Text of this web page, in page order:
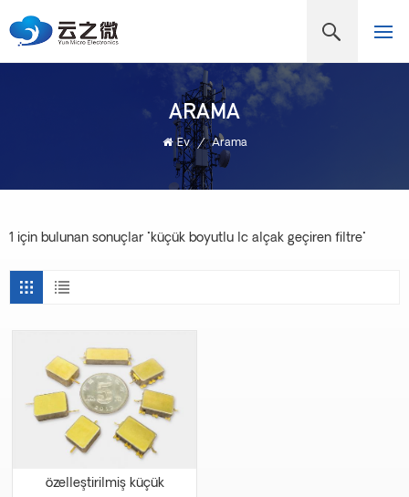
ARAMA
Ev / Arama
1 için bulunan sonuçlar "küçük boyutlu lc alçak geçiren filtre"
özelleştirilmiş küçük